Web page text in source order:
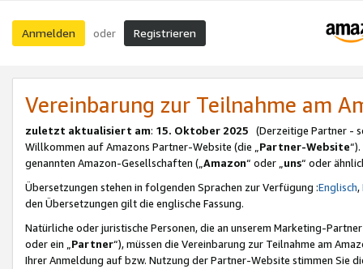
Anmelden oder Registrieren
Vereinbarung zur Teilnahme am
zuletzt aktualisiert am: 15. Oktober 2025 (Derzeitige Partner -
Willkommen auf Amazons Partner-Website (die „Partner-Website
genannten Amazon-Gesellschaften („Amazon“ oder „uns“ oder
Übersetzungen stehen in folgenden Sprachen zur Verfügung :Englisch,
den Übersetzungen gilt die englische Fassung.
Natürliche oder juristische Personen, die an unserem Marketing-
oder ein „Partner“), müssen die Vereinbarung zur Teilnahme am
Ihrer Anmeldung auf bzw. Nutzung der Partner-Website stimmen Sie